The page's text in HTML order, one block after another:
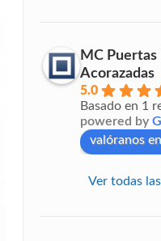
MC Puertas
Acorazadas
5.0
Basado en 1
powered by
valóranos en
Ver todas